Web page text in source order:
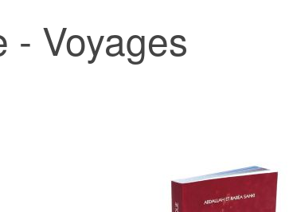
- Voyages